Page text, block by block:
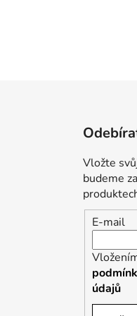
Vložte
budeme
E-mail
údajů